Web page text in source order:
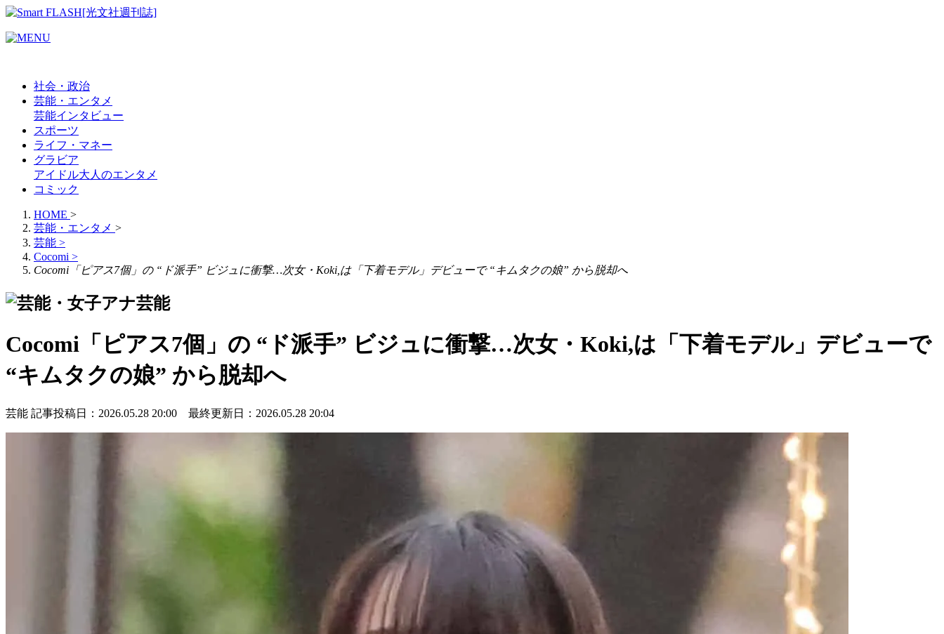
社会・政治
芸能・エンタメ
芸能インタビュー
スポーツ
ライフ・マネー
グラビア
アイドル大人のエンタメ
コミック
HOME >
芸能・エンタメ >
芸能 >
Cocomi >
Cocomi「ピアス7個」の “ド派手” ビジュに衝撃…次女・Koki,は「下着モデル」デビューで “キムタクの娘” から脱却へ
芸能
Cocomi「ピアス7個」の “ド派手” ビジュに衝撃…次女・Koki,は「下着モデル」デビューで
“キムタクの娘” から脱却へ
芸能 記事投稿日：2026.05.28 20:00 最終更新日：2026.05.28 20:04